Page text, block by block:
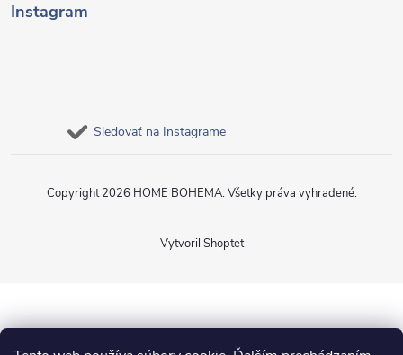
Instagram
Sledovať na Instagrame
Vytvoril Shoptet
Copyright 2026 HOME BOHEMA. Všetky práva vyhradené.